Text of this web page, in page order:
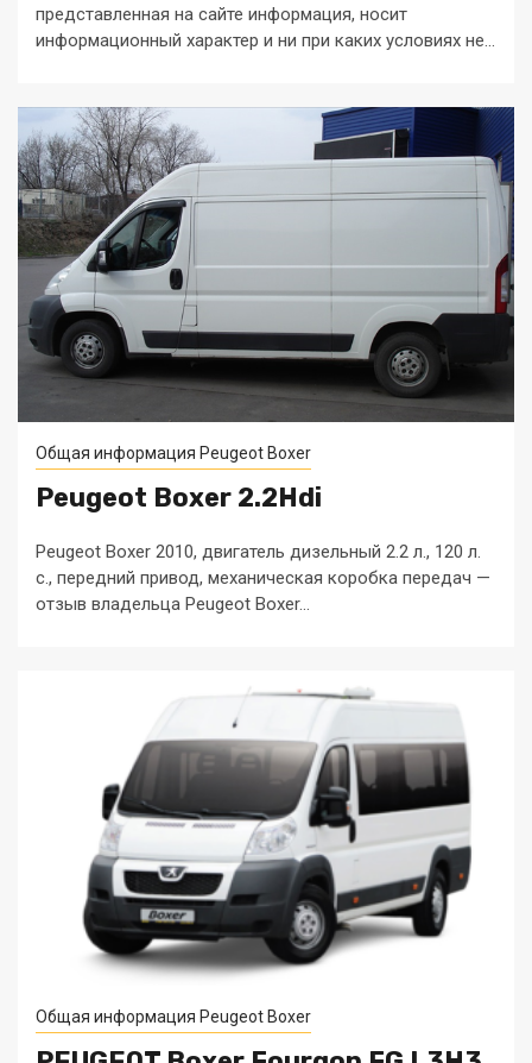
представленная на сайте информация, носит
информационный характер и ни при каких условиях не...
Общая информация Peugeot Boxer
Peugeot Boxer 2.2Hdi
Peugeot Boxer 2010, двигатель дизельный 2.2 л., 120 л.
с., передний привод, механическая коробка передач —
отзыв владельца Peugeot Boxer...
Общая информация Peugeot Boxer